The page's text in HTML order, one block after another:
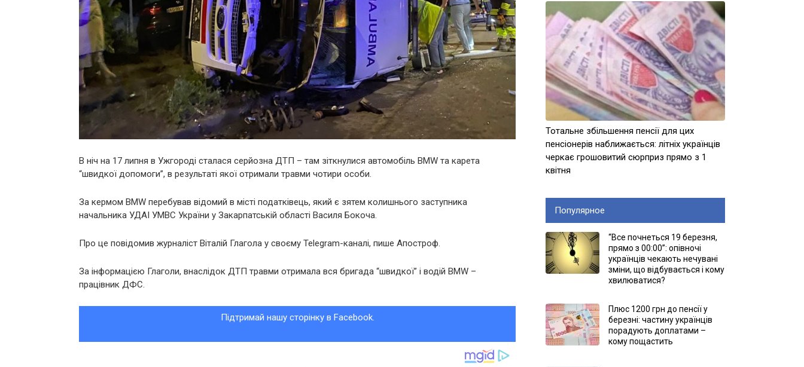
В ніч на 17 липня в Ужгороді сталася серйозна ДТП – там зіткнулися автомобіль BMW та карета
“швидкої допомоги”, в результаті якої отримали травми чотири особи.
За кермом BMW перебував відомий в місті податківець, який є зятем колишнього заступника
начальника УДАІ УМВС України у Закарпатській області Василя Бокоча.
Про це повідомив журналіст Віталій Глагола у своєму Telegram-каналі, пише Апостроф.
За інформацією Глаголи, внаслідок ДТП травми отримала вся бригада “швидкої” і водій BMW –
працівник ДФС.
Підтримай нашу сторінку в Facebook.
Тотальне збільшення пенсії для цих
пенсіонерів наближається: літніх українців
черкає грошовитий сюрприз прямо з 1
квітня
Популярное
“Все почнеться 19 березня,
прямо з 00:00”: опівночі
українців чекають нечувані
зміни, що відбувається і кому
хвилюватися?
Плюс 1200 грн до пенсії у
березні: частину українців
порадують доплатами –
кому пощастить